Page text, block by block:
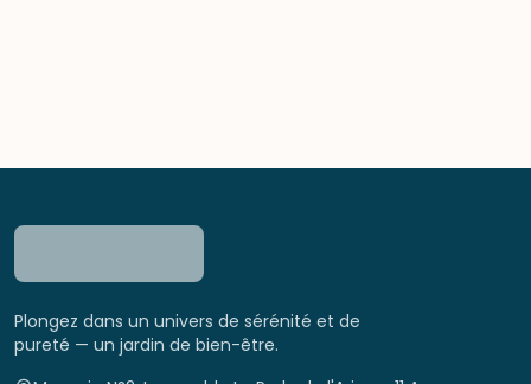
Plongez dans un univers de sérénité et de
pureté — un jardin de bien-être.